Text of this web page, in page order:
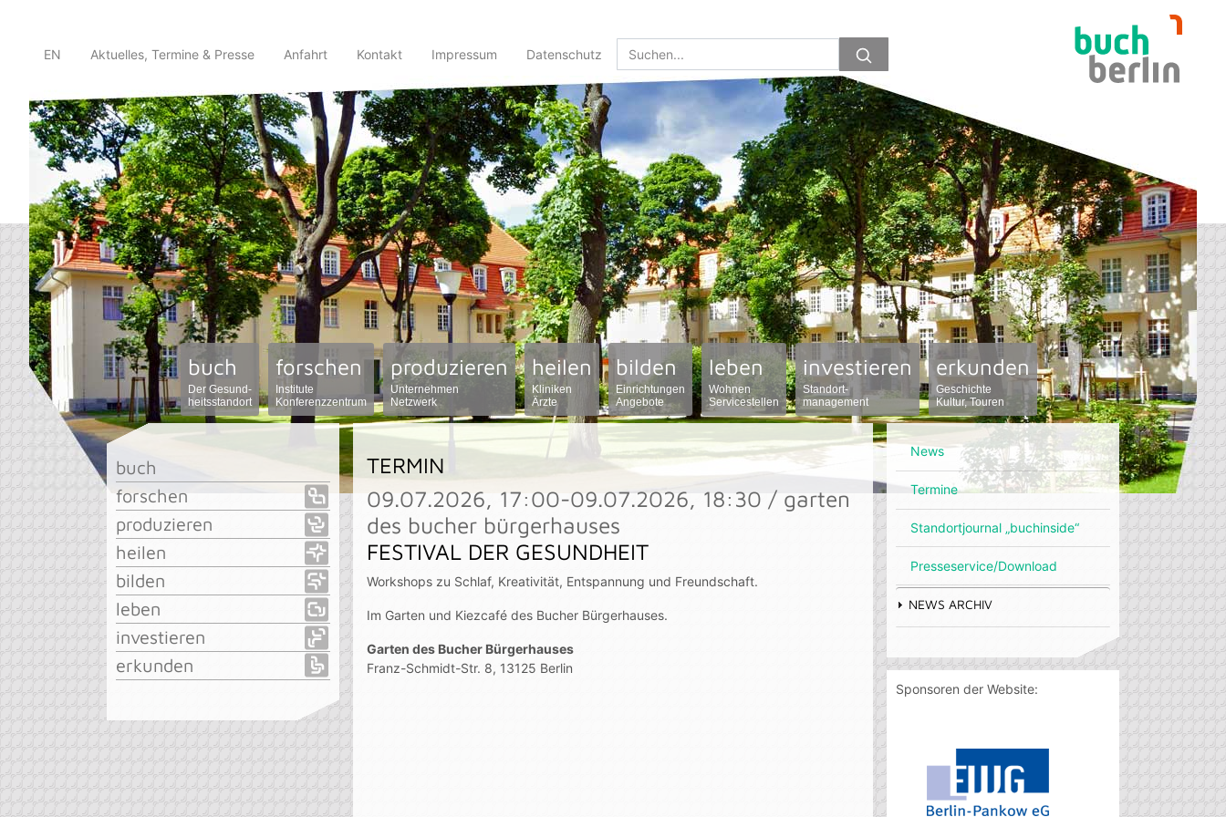
EN Aktuelles, Termine & Presse Anfahrt Kontakt Impressum Datenschutz
buch
Der Gesund-
heitsstandort
forschen
Institute
Konferenzzentrum
produzieren
Unternehmen
Netzwerk
heilen
Kliniken
Ärzte
bilden
Einrichtungen
Angebote
leben
Wohnen
Servicestellen
investieren
Standort-
management
erkunden
Geschichte
Kultur, Touren
buch
forschen
produzieren
heilen
bilden
leben
investieren
erkunden
TERMIN
09.07.2026, 17:00-09.07.2026, 18:30 / garten
des bucher bürgerhauses
FESTIVAL DER GESUNDHEIT
Workshops zu Schlaf, Kreativität, Entspannung und Freundschaft.
Im Garten und Kiezcafé des Bucher Bürgerhauses.
Garten des Bucher Bürgerhauses
Franz-Schmidt-Str. 8, 13125 Berlin
News
Termine
Standortjournal „buchinside“
Presseservice/Download
NEWS ARCHIV
Sponsoren der Website: